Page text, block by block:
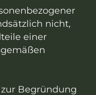
nicht,
einer
Begründung